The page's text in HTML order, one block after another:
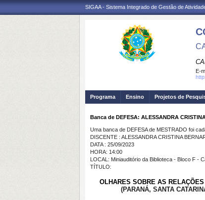
SIGAA - Sistema Integrado de Gestão de
E-
Programa Ensino Projetos de
Banca de DEFESA: ALESSANDRA
Uma banca de DEFESA de MESTRADO foi
DISCENTE : ALESSANDRA CRISTINA
DATA : 25/09/2023
HORA: 14:00
LOCAL: Miniauditório da Biblioteca - Bloco F -
TÍTULO:
OLHARES SOBRE AS
(PARANÁ, SANTA